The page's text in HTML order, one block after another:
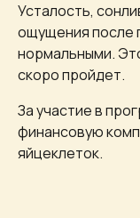
Усталость,
ощущения после
нормальными.
скоро пройдет.
За участие в
финансовую
яйцеклеток.